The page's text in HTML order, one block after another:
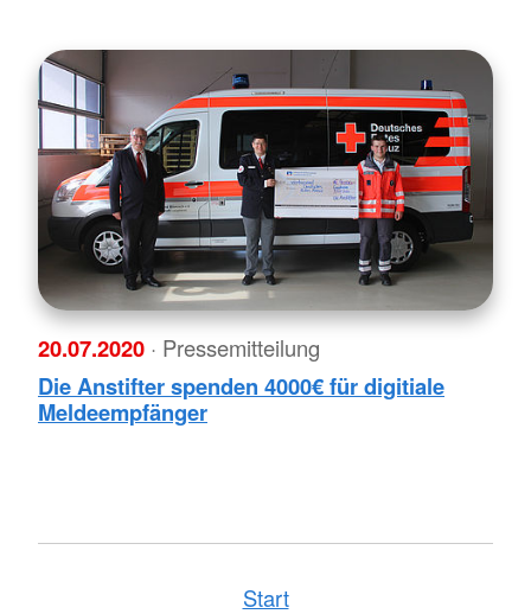
20.07.2020 · Pressemitteilung
Die Anstifter spenden 4000€ für digitiale
Meldeempfänger
Start